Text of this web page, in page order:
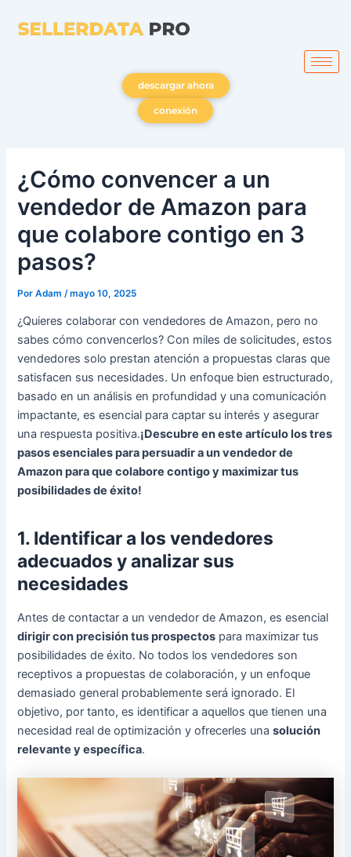
descargar ahora
conexión
¿Cómo convencer a un
vendedor de Amazon para
que colabore contigo en 3
pasos?
PorAdam /mayo 10, 2025
¿Quieres colaborar con vendedores de Amazon, pero no
sabes cómo convencerlos? Con miles de solicitudes, estos
vendedores solo prestan atención a propuestas claras que
satisfacen sus necesidades. Un enfoque bien estructurado,
basado en un análisis en profundidad y una comunicación
impactante, es esencial para captar su interés y asegurar
una respuesta positiva.¡Descubre en este artículo los tres
pasos esenciales para persuadir a un vendedor de
Amazon para que colabore contigo y maximizar tus
posibilidades de éxito!
1. Identificar a los vendedores
adecuados y analizar sus
necesidades
Antes de contactar a un vendedor de Amazon, es esencial
dirigir con precisión tus prospectos para maximizar tus
posibilidades de éxito. No todos los vendedores son
receptivos a propuestas de colaboración, y un enfoque
demasiado general probablemente será ignorado. El
objetivo, por tanto, es identificar a aquellos que tienen una
necesidad real de optimización y ofrecerles unasolución
relevante y específica.